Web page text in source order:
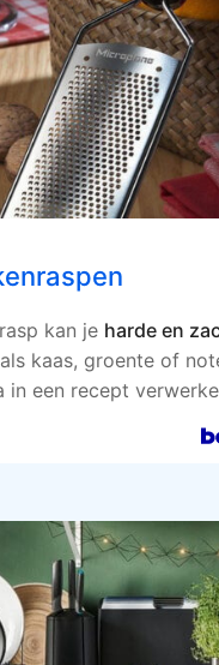
kan je harde en
kaas, groente of
in een recept